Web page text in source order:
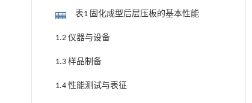
表1 固化成型后层压板的基本性能
1.2 仪器与设备
1.3 样品制备
1.4 性能测试与表征